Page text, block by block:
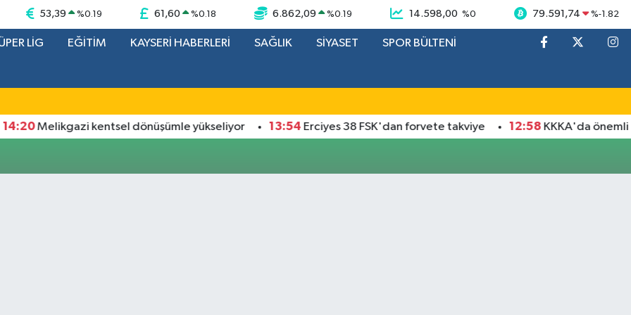
53,39 %0.19 61,60 %0.18 6.862,09 %0.19 14.598,00 %0 79.591,74 %-1.82
LİG EĞİTİM KAYSERİ HABERLERİ SAĞLIK SİYASET SPOR BÜLTENİ
Melikgazi kentsel dönüşümle yükseliyor 13:54Erciyes 38 FSK'dan forvete takviye 12:58KKKA'da önemli